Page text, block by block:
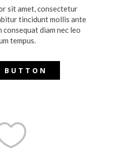
sit amet, consectetur
tincidunt mollis ante
diam nec leo
tempus.
BUTTON